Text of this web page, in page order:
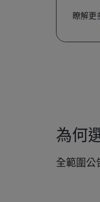
瞭解更
為何
全範圍公